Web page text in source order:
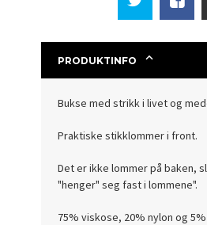
PRODUKTINFO
Bukse med strikk i livet og
Praktiske stikklommer i front.
Det er ikke lommer på baken,
"henger" seg fast i lommene".
75% viskose, 20% nylon og